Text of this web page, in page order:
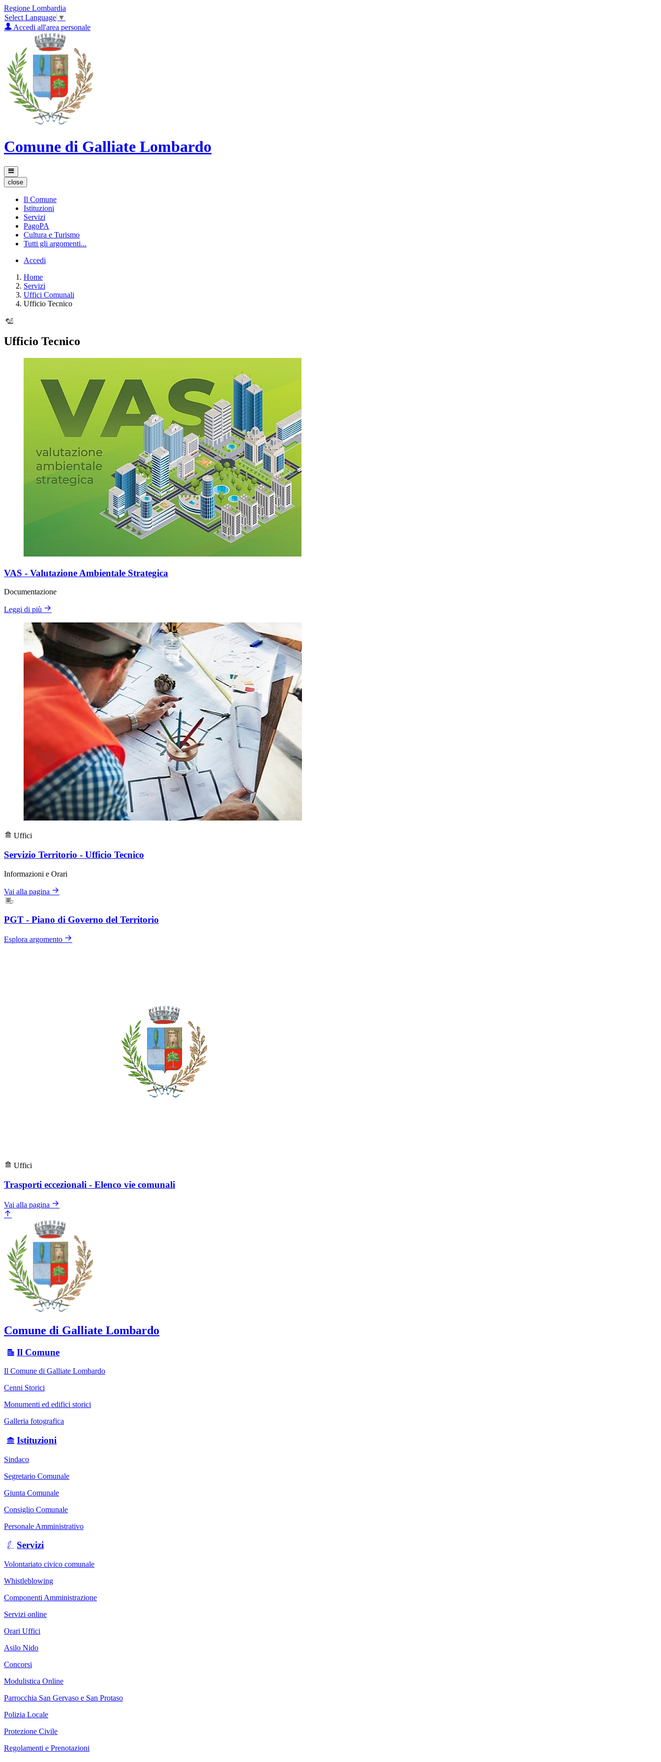
Regione Lombardia
Select Language ▼
Accedi all'area personale
Comune di Galliate Lombardo
close
Il Comune
Istituzioni
Servizi
PagoPA
Cultura e Turismo
Tutti gli argomenti...
Accedi
Home
Servizi
Uffici Comunali
Ufficio Tecnico
Ufficio Tecnico
VAS - Valutazione Ambientale Strategica
Documentazione
Leggi di più
Uffici
Servizio Territorio - Ufficio Tecnico
Informazioni e Orari
Vai alla pagina
PGT - Piano di Governo del Territorio
Esplora argomento
Uffici
Trasporti eccezionali - Elenco vie comunali
Vai alla pagina
Comune di Galliate Lombardo
Il Comune
Il Comune di Galliate Lombardo
Cenni Storici
Monumenti ed edifici storici
Galleria fotografica
Istituzioni
Sindaco
Segretario Comunale
Giunta Comunale
Consiglio Comunale
Personale Amministrativo
Servizi
Volontariato civico comunale
Whistleblowing
Componenti Amministrazione
Servizi online
Orari Uffici
Asilo Nido
Concorsi
Modulistica Online
Parrocchia San Gervaso e San Protaso
Polizia Locale
Protezione Civile
Regolamenti e Prenotazioni